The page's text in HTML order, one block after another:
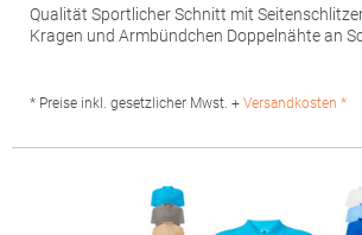
Qualität Sportlicher Schnitt mit Seitenschlitzen Gestrickter
Kragen und Armbündchen Doppelnähte an Schultern und
Materialzusammensetzung: 100%
Produktsicherheit: Herst.-Nr.:
* Preise inkl. gesetzlicher Mwst. + Versandkosten *